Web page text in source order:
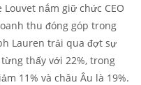
nắm giữ chức CEO
thu đóng góp trong
Lauren trải qua đợt sự
thấy với 22%, trong
11% và châu Âu là 19%.